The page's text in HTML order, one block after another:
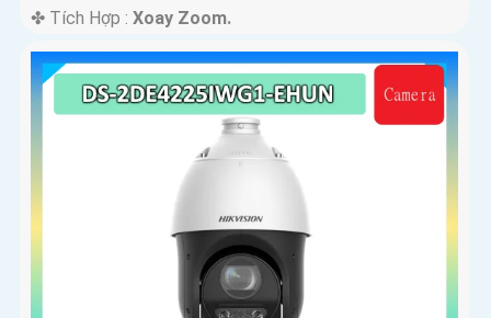
️✤ Tích Hợp : Xoay Zoom.